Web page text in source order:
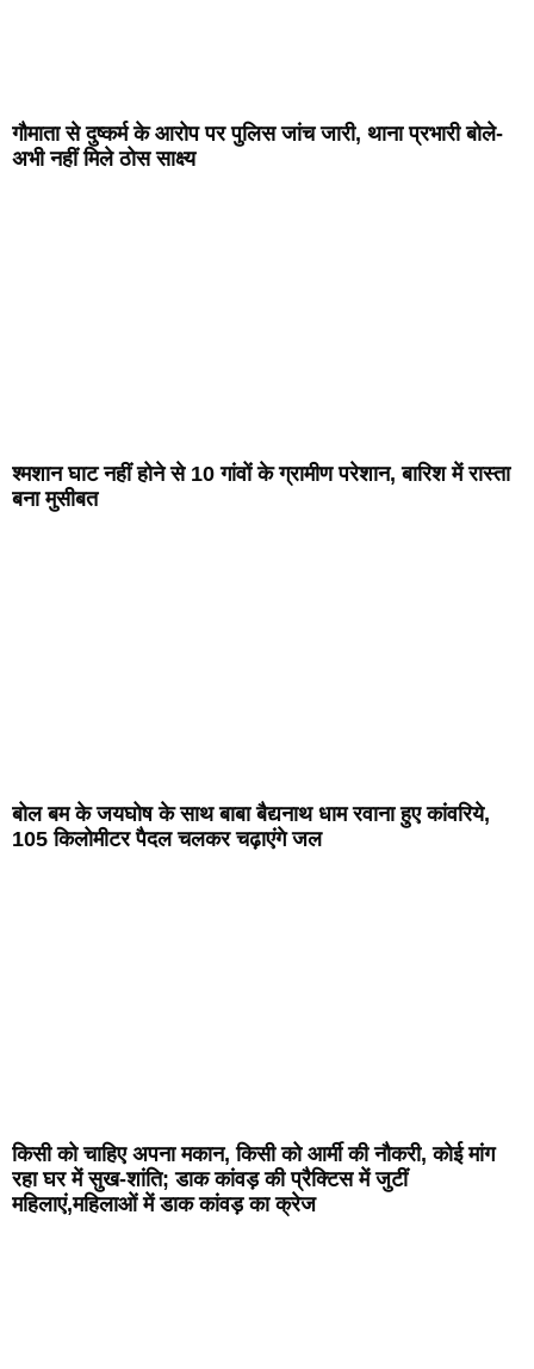
गौमाता से दुष्कर्म के आरोप पर पुलिस जांच जारी, थाना प्रभारी बोले-
अभी नहीं मिले ठोस साक्ष्य
श्मशान घाट नहीं होने से 10 गांवों के ग्रामीण परेशान, बारिश में रास्ता
बना मुसीबत
बोल बम के जयघोष के साथ बाबा बैद्यनाथ धाम रवाना हुए कांवरिये,
105 किलोमीटर पैदल चलकर चढ़ाएंगे जल
किसी को चाहिए अपना मकान, किसी को आर्मी की नौकरी, कोई मांग
रहा घर में सुख-शांति; डाक कांवड़ की प्रैक्टिस में जुटीं
महिलाएं,महिलाओं में डाक कांवड़ का क्रेज